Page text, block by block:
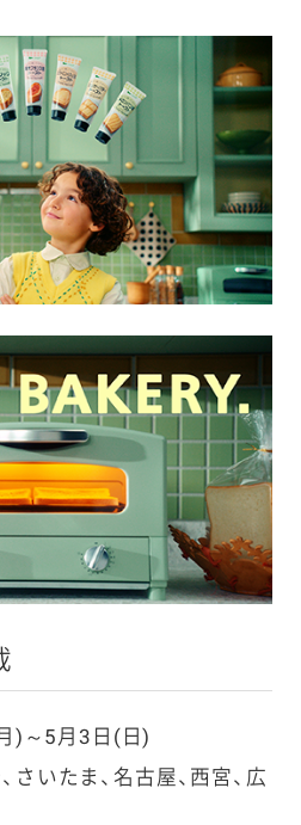
)～5月3日(日)
さいたま、名古屋、西宮、 広